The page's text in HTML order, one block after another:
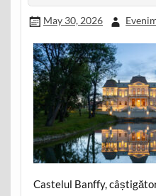
May 30, 2026
Castelul Banffy,